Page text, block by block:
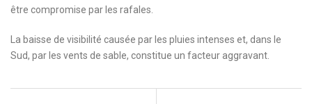
être compromise par les rafales.
La baisse de visibilité causée par les pluies intenses et, dans le
Sud, par les vents de sable, constitue un facteur aggravant.